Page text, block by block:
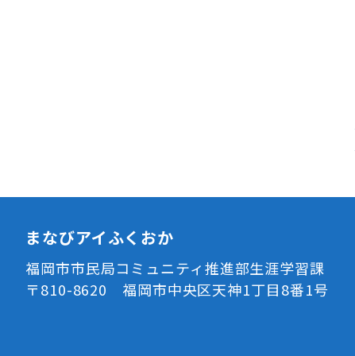
まなびアイふくおか
福岡市市民局コミュニティ推進部生涯学習課
〒810-8620 福岡市中央区天神1丁目8番1号